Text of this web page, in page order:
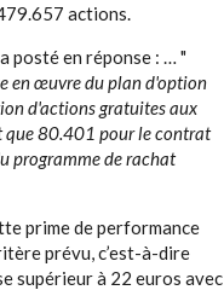
actions.
posté en réponse : … "
en œuvre du plan d'option
d'actions gratuites aux
que 80.401 pour le contrat
programme de rachat
prime de performance
prévu, c’est-à-dire
supérieur à 22 euros avec